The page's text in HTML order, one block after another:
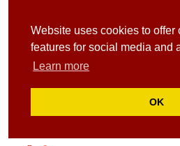
Website uses cookies to offer
features for social media and
Learn more
OK